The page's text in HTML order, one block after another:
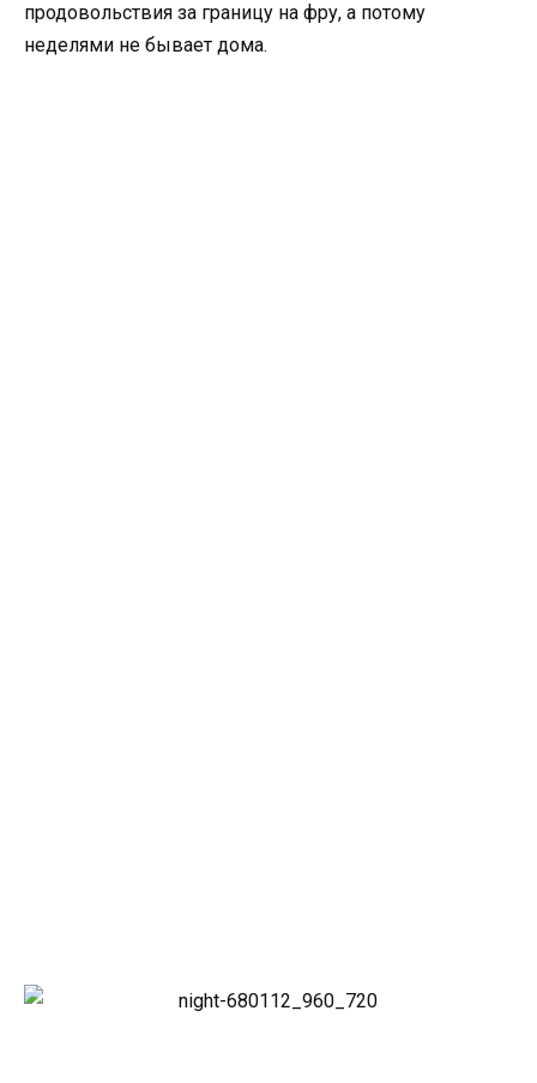
продовольствия за границу на фру, а потому
неделями не бывает дома.